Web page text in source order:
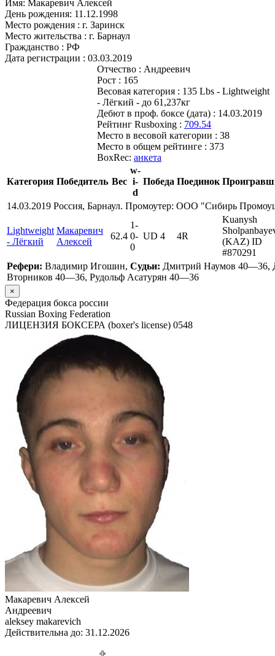
Имя: Макаревич Алексей
День рождения: 11.12.1998
Место рождения : г. Заринск
Место жительства : г. Барнаул
Гражданство : РФ
Дата регистрации : 03.03.2019
Отчество : Андреевич
Рост : 165
Весовая категория : 135 Lbs - Lightweight
- Лёгкий - до 61,237кг
Дебют в проф. боксе (дата) : 14.03.2019
Рейтинг Rusboxing : 709.54
Место в весовой категории : 38
Место в общем рейтинге : 373
BoxRec: анкета
Категория Победитель Вес
w-
i-
d
Победа Поединок
14.03.2019 Россия, Барнаул. Промоутер: ООО "Сибирь
Lightweight
- Лёгкий
Макаревич
Алексей
62.4
1-
0-
0
UD 4 4R
Kuanysh
(KAZ) ID
#870291
Рефери: Владимир Игошин, Судьи: Дмитрий Наумов 40—36,
Вторников 40—36, Рудольф Асатурян 40—36
×
Федерация бокса россии
Russian Boxing Federation
ЛИЦЕНЗИЯ БОКСЕРА (boxer's license) 0548
Макаревич Алексей
Андреевич
aleksey makarevich
Действительна до: 31.12.2026